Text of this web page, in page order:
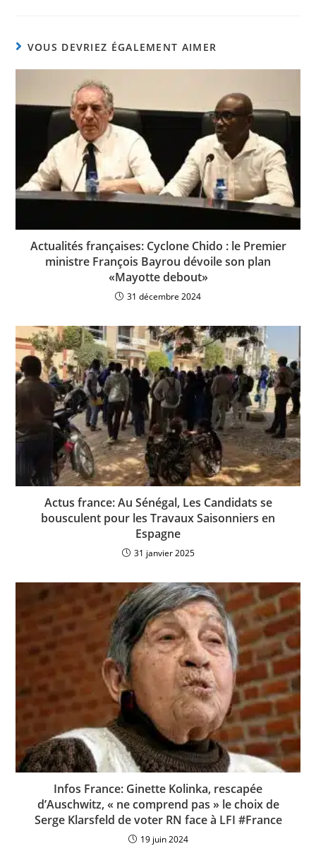
VOUS DEVRIEZ ÉGALEMENT AIMER
Actualités françaises: Cyclone Chido : le Premier
ministre François Bayrou dévoile son plan
«Mayotte debout»
31 décembre 2024
Actus france: Au Sénégal, Les Candidats se
bousculent pour les Travaux Saisonniers en
Espagne
31 janvier 2025
Infos France: Ginette Kolinka, rescapée
d’Auschwitz, « ne comprend pas » le choix de
Serge Klarsfeld de voter RN face à LFI #France
19 juin 2024